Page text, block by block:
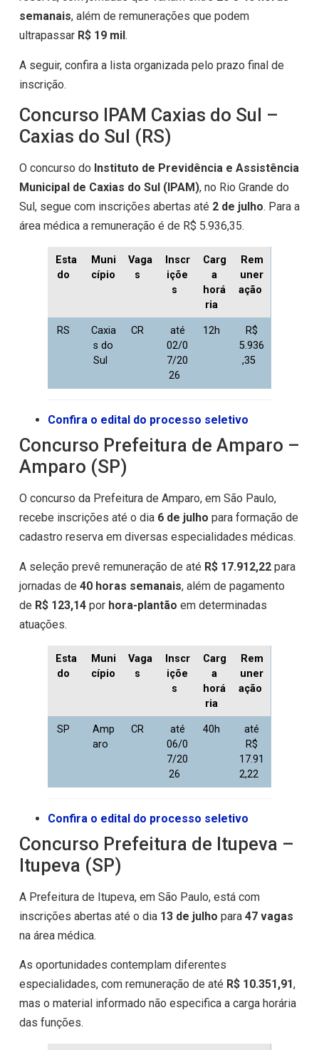
semanais, além de remunerações que podem
ultrapassar R$ 19 mil .
A seguir, confira a lista organizada pelo prazo final de
inscrição.
Concurso IPAM Caxias do Sul –
Caxias do Sul (RS)
O concurso do Instituto de Previdência e Assistência
Municipal de Caxias do Sul (IPAM), no Rio Grande do
Sul, segue com inscrições abertas até 2 de julho. Para a
área médica a remuneração é de R$ 5.936,35.
Esta
do
Muni
cípio
Vaga
s
Inscr
içõe
s
Carg
a
horá
ria
Rem
uner
ação
RS
Caxia
s do
Sul
CR
até
02/0
7/20
26
12h
R$
5.936
,35
Confira o edital do processo seletivo
Concurso Prefeitura de Amparo –
Amparo (SP)
O concurso da Prefeitura de Amparo, em São Paulo,
recebe inscrições até o dia 6 de julho para formação de
cadastro reserva em diversas especialidades médicas.
A seleção prevê remuneração de até R$ 17.912,22para
jornadas de 40 horas semanais, além de pagamento
de R$ 123,14por hora-plantão em determinadas
atuações.
Esta
do
Muni
cípio
Vaga
s
Inscr
içõe
s
Carg
a
horá
ria
Rem
uner
ação
SP
Amp
aro
CR
até
06/0
7/20
26
40h
até
R$
17.91
2,22
Confira o edital do processo seletivo
Concurso Prefeitura de Itupeva –
Itupeva (SP)
A Prefeitura de Itupeva, em São Paulo, está com
inscrições abertas até o dia 13 de julho para 47 vagas
na área médica.
As oportunidades contemplam diferentes
especialidades, com remuneração de até R$ 10.351,91,
mas o material informado não especifica a carga horária
das funções.